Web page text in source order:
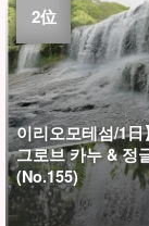
이리오모테섬/1
그로브 카누 & 정
(No.155)